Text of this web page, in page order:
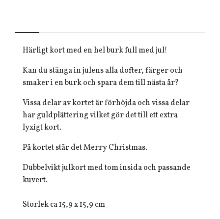
Härligt kort med en hel burk full med jul!
Kan du stänga in julens alla dofter, färger och
smaker i en burk och spara dem till nästa år?
Vissa delar av kortet är förhöjda och vissa delar
har guldplättering vilket gör det till ett extra
lyxigt kort.
På kortet står det Merry Christmas.
Dubbelvikt julkort med tom insida och passande
kuvert.
Storlek ca 15,9 x 15,9 cm